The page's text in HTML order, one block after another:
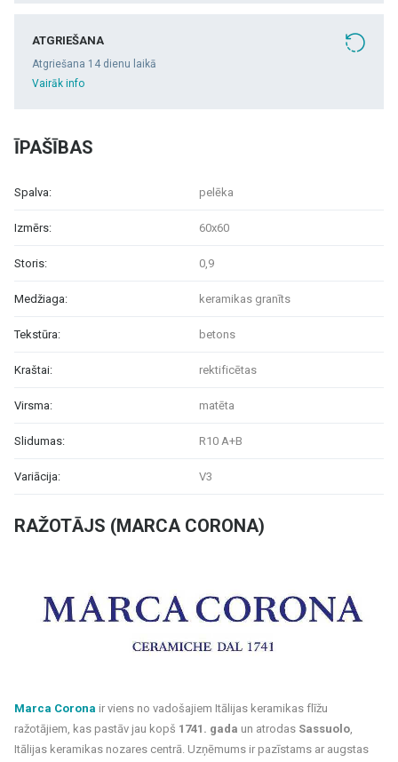
RAŽOTĀJS (MARCA CORONA)
Marca Corona ir viens no vadošajiem Itālijas keramikas flīžu
ražotājiem, kas pastāv jau kopš 1741. gada un atrodas Sassuolo,
Itālijas keramikas nozares centrā. Uzņēmums ir pazīstams ar augstas
ATGRIEŠANA
Atgriešana 14 dienu laikā
Vairāk info
ĪPAŠĪBAS
Spalva: pelēka
Izmērs: 60x60
Storis: 0,9
Medžiaga: keramikas granīts
Tekstūra: betons
Kraštai: rektificētas
Virsma: matēta
Slidumas: R10 A+B
Variācija: V3